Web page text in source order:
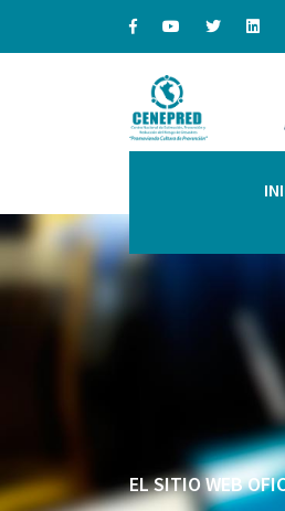
EL SITIO WEB